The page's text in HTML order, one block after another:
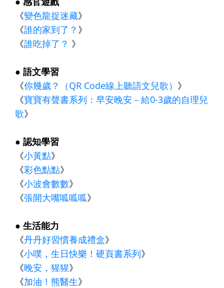
《變色龍捉迷藏》
《誰的家到了？ 》
《誰吃掉了？ 》
● 語文學習
《你幾歲？（QR Code線上聽語文兒歌） 》
《寶寶有聲書系列：早安晚安－給0-3歲的自理兒
歌》
● 認知學習
《小黃點》
《彩色點點》
《小波會數數》
《張開大嘴呱呱呱》
● 生活能力
《丹丹好習慣養成禮盒》
《小噗，生日快樂！硬頁書系列》
《晚安，猩猩》
《加油！熊醫生》